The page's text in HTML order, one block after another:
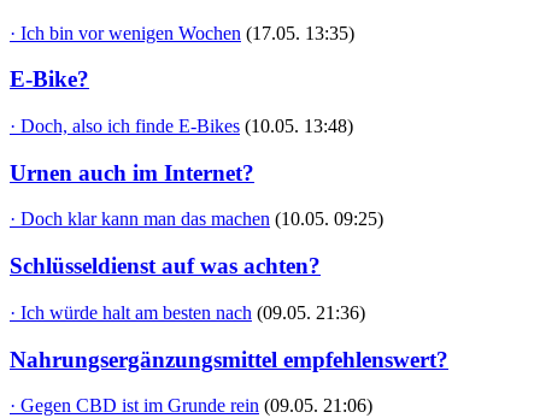
· Ich bin vor wenigen Wochen (17.05. 13:35)
E-Bike?
· Doch, also ich finde E-Bikes (10.05. 13:48)
Urnen auch im Internet?
· Doch klar kann man das machen (10.05. 09:25)
Schlüsseldienst auf was achten?
· Ich würde halt am besten nach (09.05. 21:36)
Nahrungsergänzungsmittel empfehlenswert?
· Gegen CBD ist im Grunde rein (09.05. 21:06)